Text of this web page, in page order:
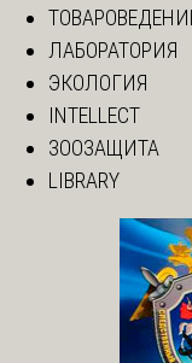
ЛАБОРАТОРИЯ
ЭКОЛОГИЯ
INTELLECT
ЗООЗАЩИТА
LIBRARY